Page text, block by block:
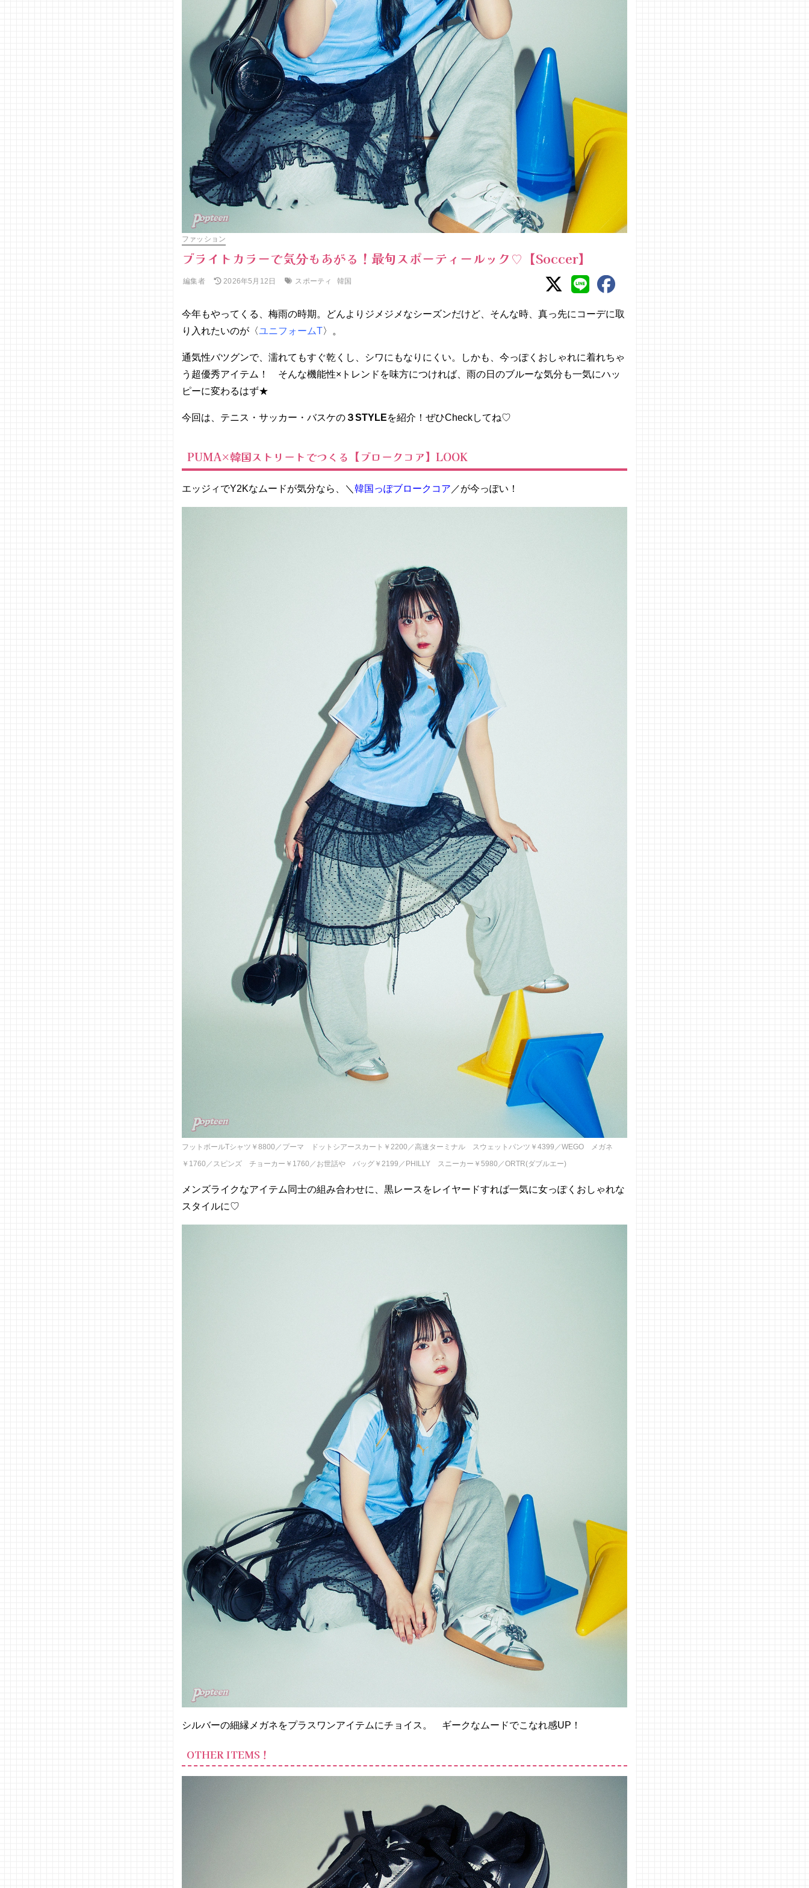
ファッション
ブライトカラーで気分もあがる！最旬スポーティールック♡【Soccer】
編集者 2026年5月12日 スポーティ 韓国
今年もやってくる、梅雨の時期。どんよりジメジメなシーズンだけど、そんな時、真っ先にコーデに取
り入れたいのが〈ユニフォームT〉。
通気性バツグンで、濡れてもすぐ乾くし、シワにもなりにくい。しかも、今っぽくおしゃれに着れちゃ
う超優秀アイテム！ そんな機能性×トレンドを味方につければ、雨の日のブルーな気分も一気にハッ
ピーに変わるはず★
今回は、テニス・サッカー・バスケの ３STYLEを紹介！ぜひCheckしてね♡
PUMA×韓国ストリートでつくる【ブロークコア】LOOK
エッジィでY2Kなムードが気分なら、＼ 韓国っぽブロークコア ／が今っぽい！
フットボールTシャツ￥8800／プーマ ドットシアースカート￥2200／高速ターミナル スウェットパンツ￥4399／WEGO メガネ
￥1760／スピンズ チョーカー￥1760／お世話や バッグ￥2199／PHILLY スニーカー￥5980／ORTR(ダブルエー)
メンズライクなアイテム同士の組み合わせに、黒レースをレイヤードすれば一気に女っぽくおしゃれな
スタイルに♡
シルバーの細縁メガネをプラスワンアイテムにチョイス。 ギークなムードでこなれ感UP！
OTHER ITEMS！